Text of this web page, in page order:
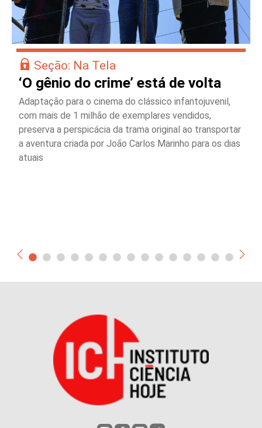
Seção: Na Tela
‘O gênio do crime’ está de volta
Adaptação para o cinema do clássico infantojuvenil,
com mais de 1 milhão de exemplares vendidos,
preserva a perspicácia da trama original ao transportar
a aventura criada por João Carlos Marinho para os dias
atuais